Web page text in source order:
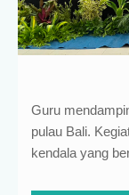
Guru
pulau Bali.
kendala yang